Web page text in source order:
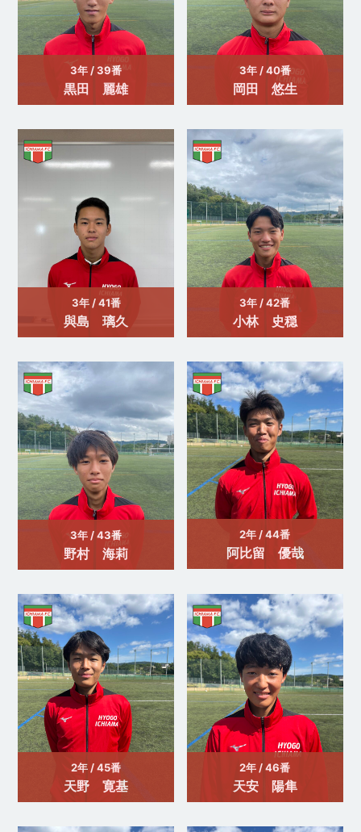
3年 / 39番
黒田 麗雄
3年 / 40番
岡田 悠生
3年 / 41番
與島 璃久
3年 / 42番
小林 史穏
3年 / 43番
野村 海莉
2年 / 44番
阿比留 優哉
2年 / 45番
天野 寛基
2年 / 46番
天安 陽隼